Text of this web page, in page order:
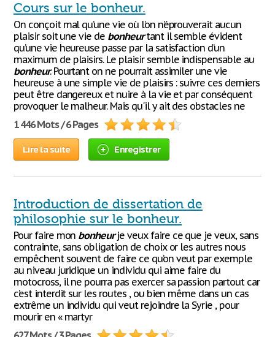
Cours sur le bonheur.
On conçoit mal qu’une vie où l’on n’éprouverait aucun
plaisir soit une vie de bonheurtant il semble évident
qu’une vie heureuse passe par la satisfaction d’un
maximum de plaisirs. Le plaisir semble indispensable au
bonheur. Pourtant on ne pourrait assimiler une vie
heureuse à une simple vie de plaisirs : suivre ces derniers
peut être dangereux et nuire à la vie et par conséquent
provoquer le malheur. Mais qu'il y ait des obstacles ne
1 446 Mots / 6 Pages
Lire la suite Enregistrer
Introduction de dissertation de
philosophie sur le bonheur.
Pour faire mon bonheurje veux faire ce que je veux, sans
contrainte, sans obligation de choix or les autres nous
empêchent souvent de faire ce qu’on veut par exemple
au niveau juridique un individu qui aime faire du
motocross, il ne pourra pas exercer sa passion partout car
c’est interdit sur les routes , ou bien même dans un cas
extrême un individu qui veut rejoindre la Syrie , pour
mourir en « martyr